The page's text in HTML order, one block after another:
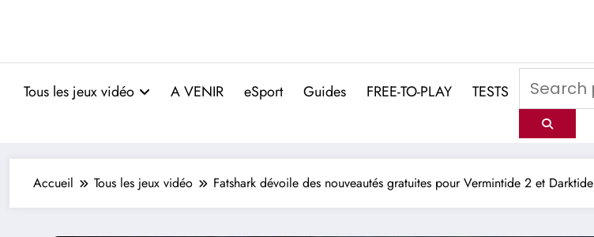
Tous les jeux vidéo A VENIR eSport Guides FREE-TO-PLAY TESTS
Accueil Tous les jeux vidéo Fatshark dévoile des nouveautés gratuites pour Vermintide 2 et Darktide